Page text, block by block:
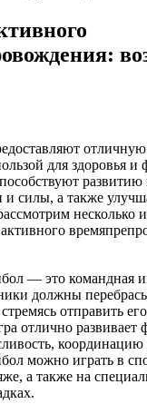
для здоровья и
развитию
и силы, а также
несколько
— это командная
должны
стремясь отправить
отлично развивает
можно играть в
а также на